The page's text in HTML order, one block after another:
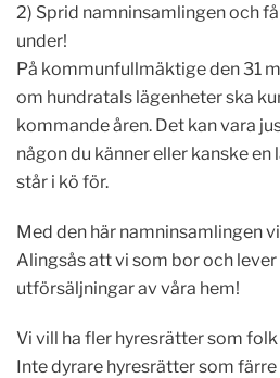
2) Sprid namninsamlingen och
under!
På kommunfullmäktige den 31
om hundratals lägenheter ska
kommande åren. Det kan vara
någon du känner eller kanske
står i kö för.
Med den här namninsamlingen
Alingsås att vi som bor och
utförsäljningar av våra hem!
Vi vill ha fler hyresrätter som
Inte dyrare hyresrätter som färre